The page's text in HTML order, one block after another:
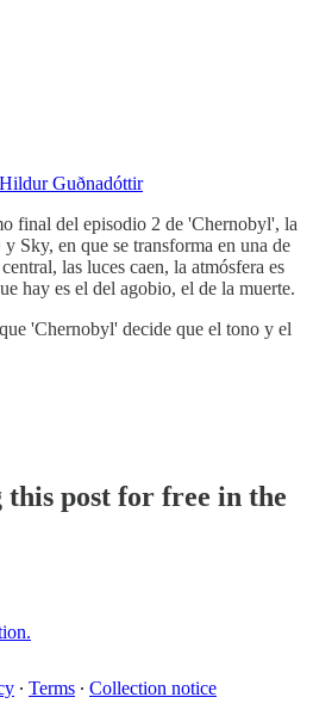
final del episodio 2 de 'Chernobyl', la
Sky, en que se transforma en una de
las luces caen, la atmósfera es
hay es el del agobio, el de la muerte.
'Chernobyl' decide que el tono y el
post for free in the
∙ Terms ∙ Collection notice